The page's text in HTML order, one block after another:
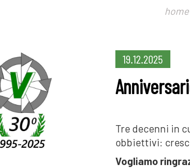
home
19.12.2025
Tre decenni in
obbiettivi:
Vogliamo